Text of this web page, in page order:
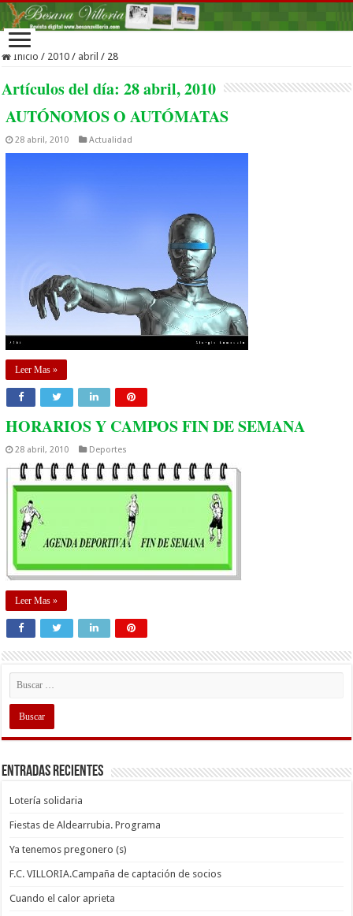
Inicio / 2010 / abril / 28
Artículos del día:28 abril, 2010
AUTÓNOMOS O AUTÓMATAS
28 abril, 2010 Actualidad
Leer Mas »
HORARIOS Y CAMPOS FIN DE SEMANA
28 abril, 2010 Deportes
Leer Mas »
Entradas recientes
Lotería solidaria
Fiestas de Aldearrubia. Programa
Ya tenemos pregonero (s)
F.C. VILLORIA.Campaña de captación de socios
Cuando el calor aprieta